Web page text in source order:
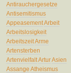
Antirauchergesetze
Antisemitismus
AppeasementArbeit
Arbeitslosigkeit
ArbeitszeitArme
Artensterben
ArtenvielfaltArturAsien
Assange Atheismus